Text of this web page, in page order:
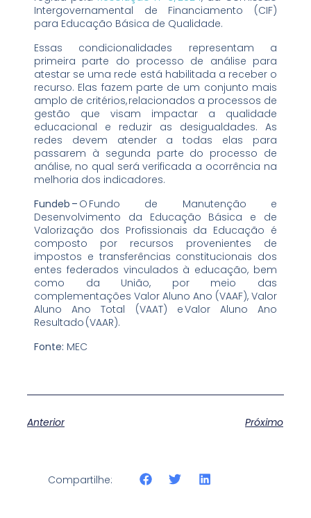
Intergovernamental de Financiamento (CIF)
para Educação Básica de Qualidade.
Essas condicionalidades representam a
primeira parte do processo de análise para
atestar se uma rede está habilitada a receber o
recurso. Elas fazem parte de um conjunto mais
amplo de critérios, relacionados a processos de
gestão que visam impactar a qualidade
educacional e reduzir as desigualdades. As
redes devem atender a todas elas para
passarem à segunda parte do processo de
análise, no qual será verificada a ocorrência na
melhoria dos indicadores.
Fundeb – O Fundo de Manutenção e
Desenvolvimento da Educação Básica e de
Valorização dos Profissionais da Educação é
composto por recursos provenientes de
impostos e transferências constitucionais dos
entes federados vinculados à educação, bem
como da União, por meio das
complementações Valor Aluno Ano (VAAF), Valor
Aluno Ano Total (VAAT) e Valor Aluno Ano
Resultado (VAAR).
Fonte: MEC
Anterior Próximo
Compartilhe: